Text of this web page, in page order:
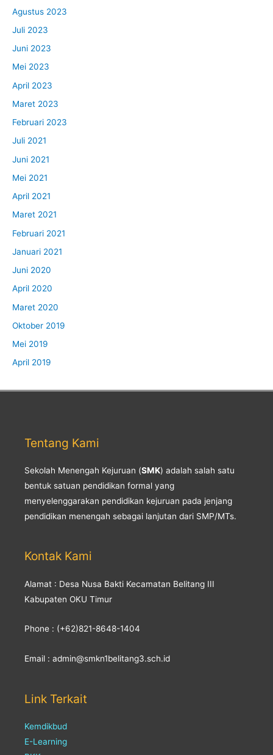
Agustus 2023
Juli 2023
Juni 2023
Mei 2023
April 2023
Maret 2023
Februari 2023
Juli 2021
Juni 2021
Mei 2021
April 2021
Maret 2021
Februari 2021
Januari 2021
Juni 2020
April 2020
Maret 2020
Oktober 2019
Mei 2019
April 2019
Tentang Kami
Sekolah Menengah Kejuruan (SMK) adalah salah satu
bentuk satuan pendidikan formal yang
menyelenggarakan pendidikan kejuruan pada jenjang
pendidikan menengah sebagai lanjutan dari SMP/MTs.
Kontak Kami
Alamat : Desa Nusa Bakti Kecamatan Belitang III
Kabupaten OKU Timur
Phone : (+62)821-8648-1404
Email : admin@smkn1belitang3.sch.id
Link Terkait
Kemdikbud
E-Learning